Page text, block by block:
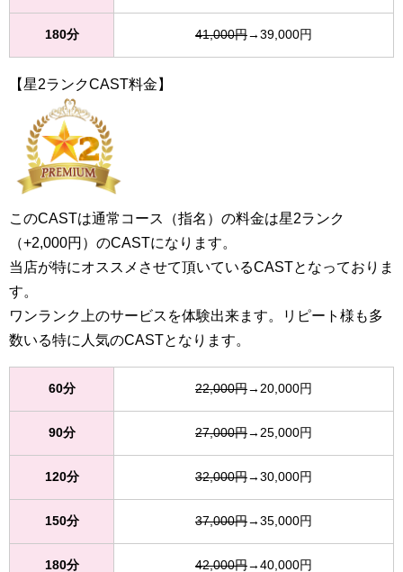
180分 41,000円→39,000円
【星2ランクCAST料金】
このCASTは通常コース（指名）の料金は星2ランク
（+2,000円）のCASTになります。
当店が特にオススメさせて頂いているCASTとなっておりま
す。
ワンランク上のサービスを体験出来ます。リピート様も多
数いる特に人気のCASTとなります。
60分 22,000円→20,000円
90分 27,000円→25,000円
120分 32,000円→30,000円
150分 37,000円→35,000円
180分 42,000円→40,000円